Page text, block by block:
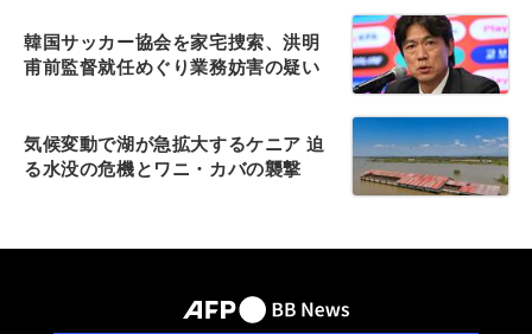
韓国サッカー協会を家宅捜索、洪明
甫前監督就任めぐり業務妨害の疑い
気候変動で湖が急拡大するケニア 迫
る水没の危機とワニ・カバの襲撃